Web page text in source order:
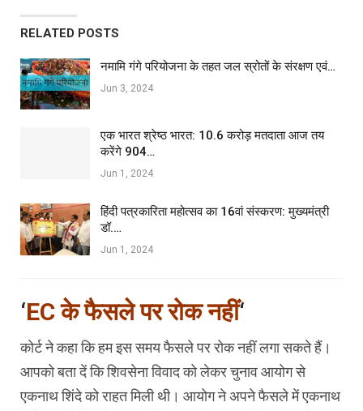
RELATED POSTS
नमामि गंगे परियोजना के तहत जल स्रोतों के संरक्षण एवं…
Jun 3, 2024
एक भारत श्रेष्ठ भारत: 10.6 करोड़ मतदाता आज तय
करेंगे 904…
Jun 1, 2024
हिंदी पत्रकारिता महोत्सव का 16वां संस्करण: मुख्यमंत्री
डॉ.…
Jun 1, 2024
‘EC के फैसले पर रोक नहीं‘
कोर्ट ने कहा कि हम इस समय फैसले पर रोक नहीं लगा सकते हैं।
आपको बता दें कि शिवसेना विवाद को लेकर चुनाव आयोग से
एकनाथ शिंदे को राहत मिली थी। आयोग ने अपने फैसले में एकनाथ